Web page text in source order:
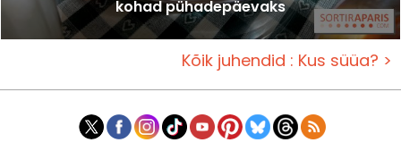
kohad pühadepäevaks
Kõik juhendid : Kus süüa? >